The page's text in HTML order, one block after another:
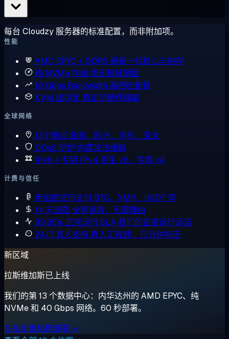
每台 Cloudzy 服务器的标准配置，而非附加项。
性能
AMD EPYC + DDR5 最新一代核心与内存
纯 NVMe 存储绝无机械硬盘
10 Gbps Bandwidth 高吞吐套餐
KVM 虚拟化 真正的硬件隔离
全球网络
13个地点 北美、欧洲、中东、亚太
DDoS 防护 内置攻击缓解
IPv6 + 专用 IPv4 原生 v6，专属 v4
计费与信任
用加密货币支付 BTC、XMR、USDT 等
14 天退款全额退款，无需理由
99.95% 正常运行 SLA我们的正常运行承诺
24/7 真人支持 真人工程师，几分钟响应
新区域
拉斯维加斯已上线
我们的第 13 个数据中心：内华达州的 AMD EPYC、纯
NVMe 和 40 Gbps 网络。60 秒部署。
在拉斯维加斯部署 →